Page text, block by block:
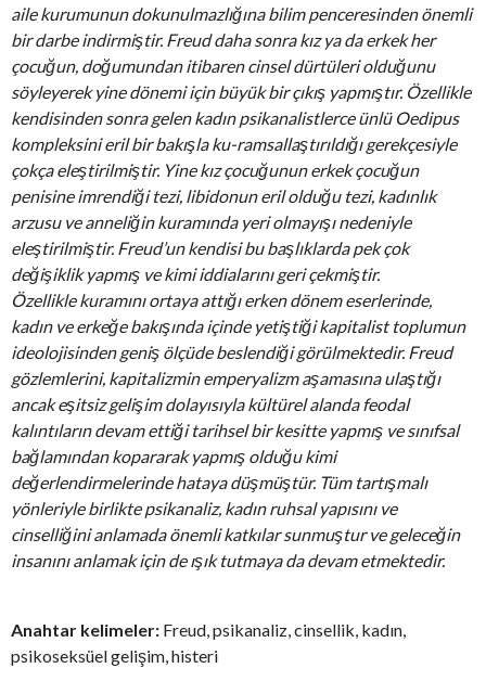
aile kurumunun dokunulmazlığına bilim penceresinden önemli
bir darbe indirmiştir. Freud daha sonra kız ya da erkek her
çocuğun, doğumundan itibaren cinsel dürtüleri olduğunu
söyleyerek yine dönemi için büyük bir çıkış yapmıştır. Özellikle
kendisinden sonra gelen kadın psikanalistlerce ünlü Oedipus
kompleksini eril bir bakışla ku-ramsallaştırıldığı gerekçesiyle
çokça eleştirilmiştir. Yine kız çocuğunun erkek çocuğun
penisine imrendiği tezi, libidonun eril olduğu tezi, kadınlık
arzusu ve anneliğin kuramında yeri olmayışı nedeniyle
eleştirilmiştir. Freud’un kendisi bu başlıklarda pek çok
değişiklik yapmış ve kimi iddialarını geri çekmiştir.
Özellikle kuramını ortaya attığı erken dönem eserlerinde,
kadın ve erkeğe bakışında içinde yetiştiği kapitalist toplumun
ideolojisinden geniş ölçüde beslendiği görülmektedir. Freud
gözlemlerini, kapitalizmin emperyalizm aşamasına ulaştığı
ancak eşitsiz gelişim dolayısıyla kültürel alanda feodal
kalıntıların devam ettiği tarihsel bir kesitte yapmış ve sınıfsal
bağlamından kopararak yapmış olduğu kimi
değerlendirmelerinde hataya düşmüştür. Tüm tartışmalı
yönleriyle birlikte psikanaliz, kadın ruhsal yapısını ve
cinselliğini anlamada önemli katkılar sunmuştur ve geleceğin
insanını anlamak için de ışık tutmaya da devam etmektedir.
Anahtar kelimeler: Freud, psikanaliz, cinsellik, kadın,
psikoseksüel gelişim, histeri